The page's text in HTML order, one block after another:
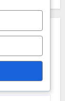
Required